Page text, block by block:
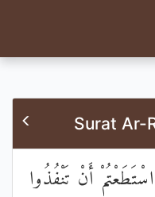
Surat Ar-
أَنْ تَنْفُذُوا